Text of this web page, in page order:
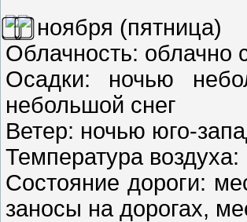
ноября (пятница)
Облачность: облачно
Осадки: ночью
небольшой снег
Ветер: ночью юго-
Температура
Состояние дороги:
заносы на дорогах,